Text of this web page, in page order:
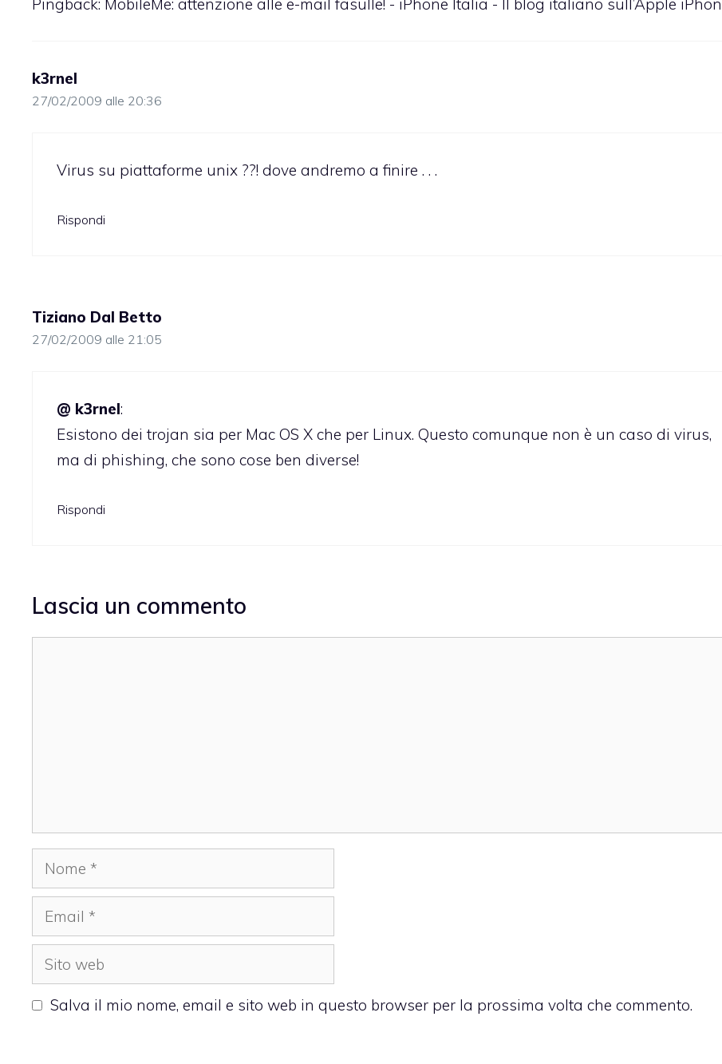
k3rnel
27/02/2009 alle 20:36
Virus su piattaforme unix ??! dove andremo a finire . . .
Rispondi
Tiziano Dal Betto
27/02/2009 alle 21:05
@ k3rnel:
Esistono dei trojan sia per Mac OS X che per Linux. Questo comunque non è un caso di virus,
ma di phishing, che sono cose ben diverse!
Rispondi
Lascia un commento
Nome
Email
Sito
web
Salva il mio nome, email e sito web in questo browser per la prossima volta che commento.